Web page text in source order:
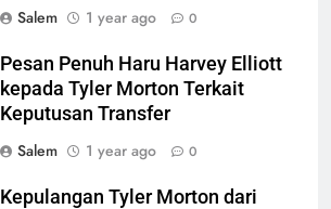
Salem
1 year ago 0
Pesan Penuh Haru Harvey Elliott
kepada Tyler Morton Terkait
Keputusan Transfer
Salem
1 year ago 0
Kepulangan Tyler Morton dari